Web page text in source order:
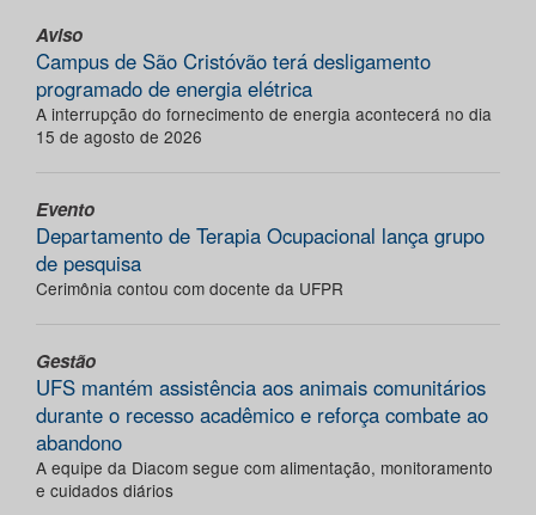
Aviso
Campus de São Cristóvão terá desligamento
programado de energia elétrica
A interrupção do fornecimento de energia acontecerá no dia
15 de agosto de 2026
Evento
Departamento de Terapia Ocupacional lança grupo
de pesquisa
Cerimônia contou com docente da UFPR
Gestão
UFS mantém assistência aos animais comunitários
durante o recesso acadêmico e reforça combate ao
abandono
A equipe da Diacom segue com alimentação, monitoramento
e cuidados diários